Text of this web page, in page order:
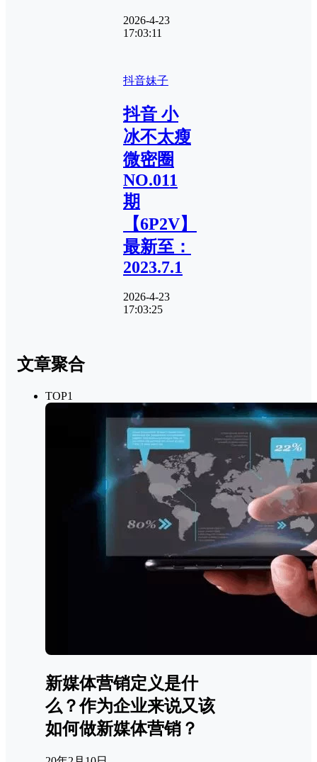
2026-4-23
17:03:11
抖音妹子
抖音 小
冰不太瘦
微密圈
NO.011
期
【6P2V】
最新至：
2023.7.1
2026-4-23
17:03:25
文章聚合
TOP1
新媒体营销定义是什
么？作为企业来说又该
如何做新媒体营销？